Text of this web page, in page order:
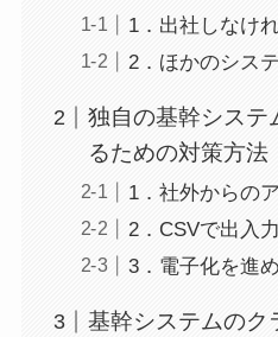
1．出社しなけ
2．ほかのシス
独自の基幹システ
るための対策方法
1．社外からの
2．CSVで出入
3．電子化を進
基幹システムのク